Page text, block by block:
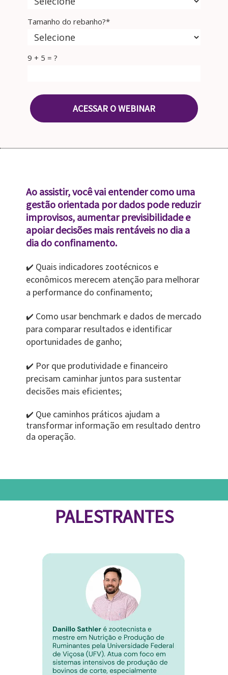
Tamanho do rebanho?*
9 + 5 = ?
ACESSAR O WEBINAR
Ao assistir, você vai entender como uma
gestão orientada por dados pode reduzir
improvisos, aumentar previsibilidade e
apoiar decisões mais rentáveis no dia a
dia do confinamento.
✔️ Quais indicadores zootécnicos e
econômicos merecem atenção para melhorar
a performance do confinamento;
✔️ Como usar benchmark e dados de mercado
para comparar resultados e identificar
oportunidades de ganho;
✔️ Por que produtividade e financeiro
precisam caminhar juntos para sustentar
decisões mais eficientes;
✔️ Que caminhos práticos ajudam a
transformar informação em resultado dentro
da operação.
PALESTRANTES